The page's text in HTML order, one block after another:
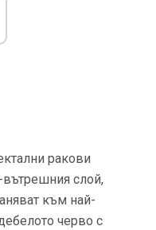
ракови
вътрешния слой,
към най-
черво с